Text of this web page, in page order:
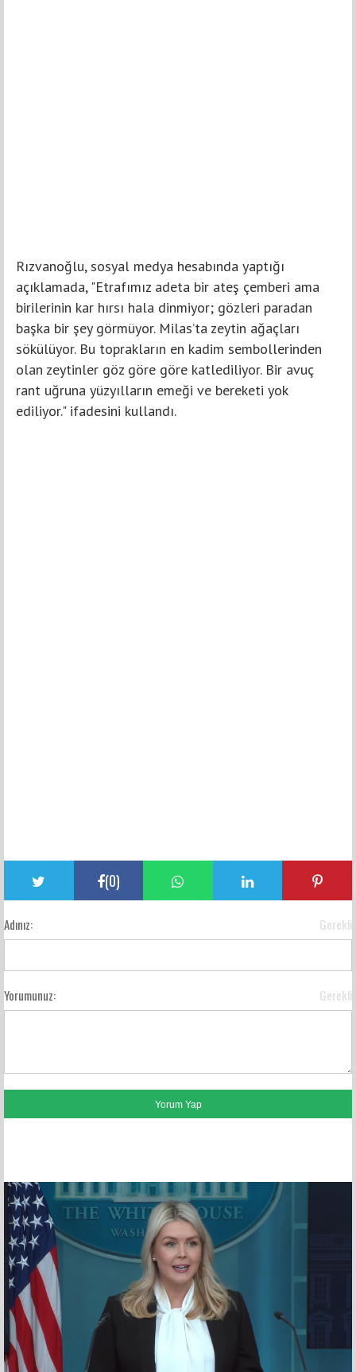
Rızvanoğlu, sosyal medya hesabında yaptığı
açıklamada, "Etrafımız adeta bir ateş çemberi ama
birilerinin kar hırsı hala dinmiyor; gözleri paradan
başka bir şey görmüyor. Milas’ta zeytin ağaçları
sökülüyor. Bu toprakların en kadim sembollerinden
olan zeytinler göz göre göre katlediliyor. Bir avuç
rant uğruna yüzyılların emeği ve bereketi yok
ediliyor." ifadesini kullandı.
(0)
Adınız: Gerekli
Yorumunuz: Gerekli